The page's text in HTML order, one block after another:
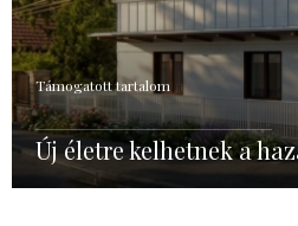
Támogatott tartalom
Új életre kelhetnek a